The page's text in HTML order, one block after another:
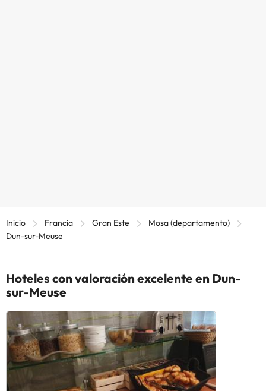
Inicio Francia Gran Este
Mosa (departamento)
Dun-sur-Meuse
Hoteles con valoración excelente en Dun-
sur-Meuse